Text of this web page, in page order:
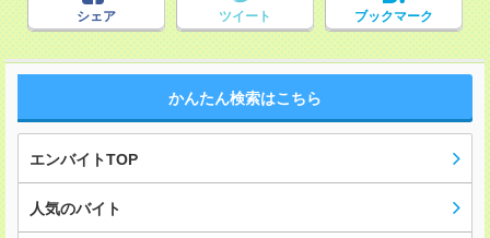
シェア ツイート ブックマーク
かんたん検索はこちら
エンバイトTOP
人気のバイト